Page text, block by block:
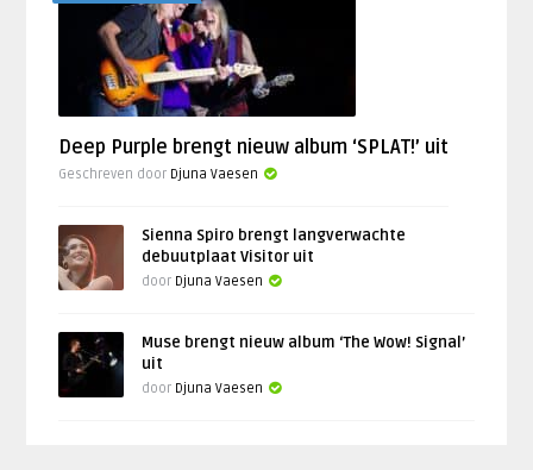
Deep Purple brengt nieuw album ‘SPLAT!’ uit
Geschreven door Djuna Vaesen
Sienna Spiro brengt langverwachte
debuutplaat Visitor uit
door Djuna Vaesen
Muse brengt nieuw album ‘The Wow! Signal’
uit
door Djuna Vaesen